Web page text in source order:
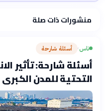
فلسفتنا المعرفية· سياسة الذكاءمنشورات ذات صلة
ناس› أسئلة شارحة
أسئلة شارحة: تأثير
التحتية للمدن الكبرى